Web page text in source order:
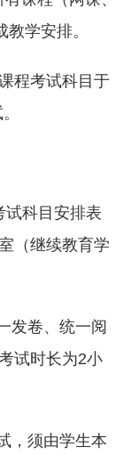
学安排。
程考试科目于
试科目安排表
（继续教育学
发卷、统一阅
试时长为2小
，须由学生本